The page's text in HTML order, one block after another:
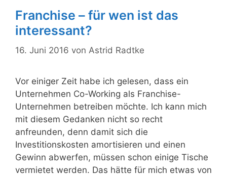
Franchise – für wen ist das
interessant?
16. Juni 2016 von Astrid Radtke
Vor einiger Zeit habe ich gelesen, dass ein
Unternehmen Co-Working als Franchise-
Unternehmen betreiben möchte. Ich kann mich
mit diesem Gedanken nicht so recht
anfreunden, denn damit sich die
Investitionskosten amortisieren und einen
Gewinn abwerfen, müssen schon einige Tische
vermietet werden. Das hätte für mich etwas von